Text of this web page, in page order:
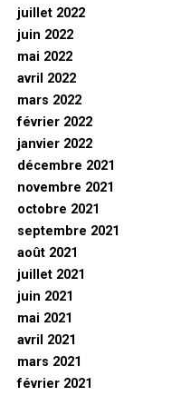
juillet 2022
juin 2022
mai 2022
avril 2022
mars 2022
février 2022
janvier 2022
décembre 2021
novembre 2021
octobre 2021
septembre 2021
août 2021
juillet 2021
juin 2021
mai 2021
avril 2021
mars 2021
février 2021